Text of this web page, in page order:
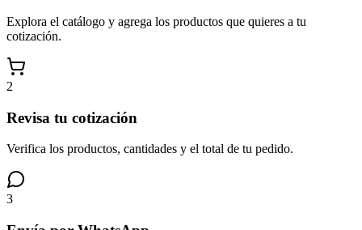
Explora el catálogo y agrega los productos que quieres a tu
cotización.
2
Revisa tu cotización
Verifica los productos, cantidades y el total de tu pedido.
3